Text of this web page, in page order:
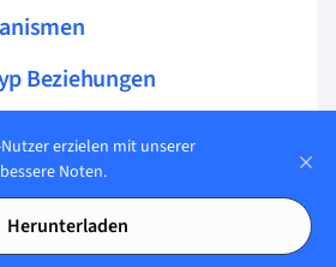
Beziehungen
erzielen mit unserer
Noten.
Herunterladen